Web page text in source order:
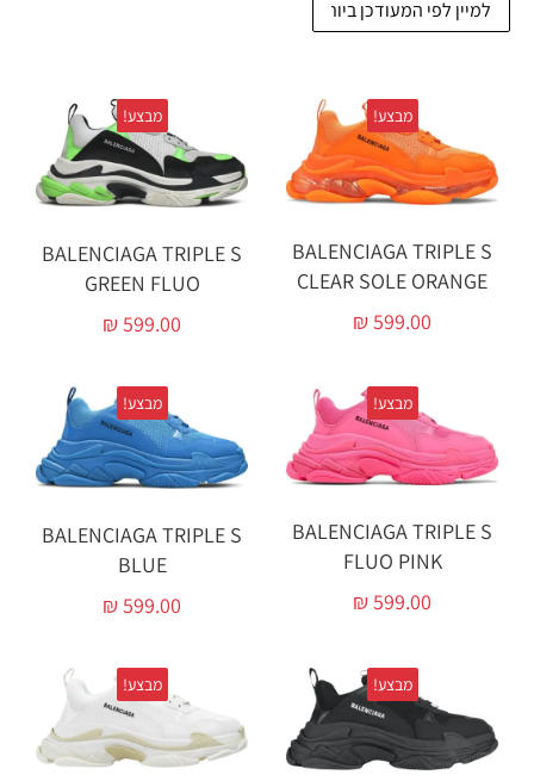
מבצע!
BALENCIAGA TRIPLE S
CLEAR SOLE ORANGE‏
₪599.00
מבצע!
BALENCIAGA TRIPLE S
GREEN FLUO‏
₪599.00
מבצע!
BALENCIAGA TRIPLE S
FLUO PINK
₪599.00
מבצע!
BALENCIAGA TRIPLE S
BLUE‏
₪599.00
מבצע! מבצע!